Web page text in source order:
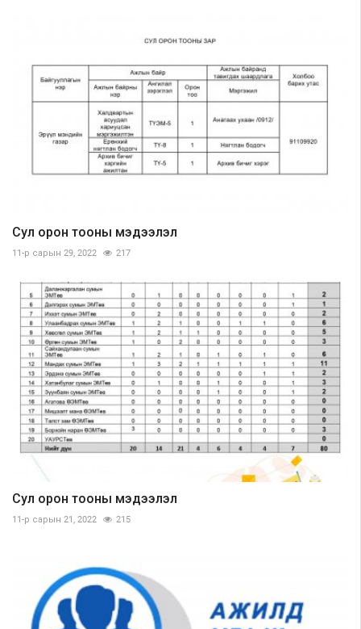
Сул орон тооны мэдээлэл
11-р сарын 29, 2022 217
Сул орон тооны мэдээлэл
11-р сарын 21, 2022 215